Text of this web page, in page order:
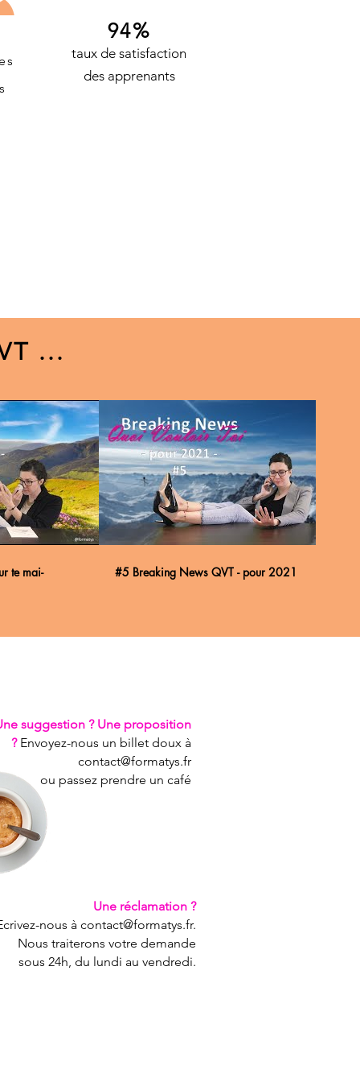
94%
taux de satisfaction
des apprenants
...
te mai- #5 Breaking News QVT - pour 2021
suggestion ? Une proposition
?Envoyez-nous un billet doux à
contact@formatys.fr
ou passez prendre un café
Une réclamation ?
nous à contact@formatys.fr.
Nous traiterons votre demande
sous 24h, du lundi au vendredi.